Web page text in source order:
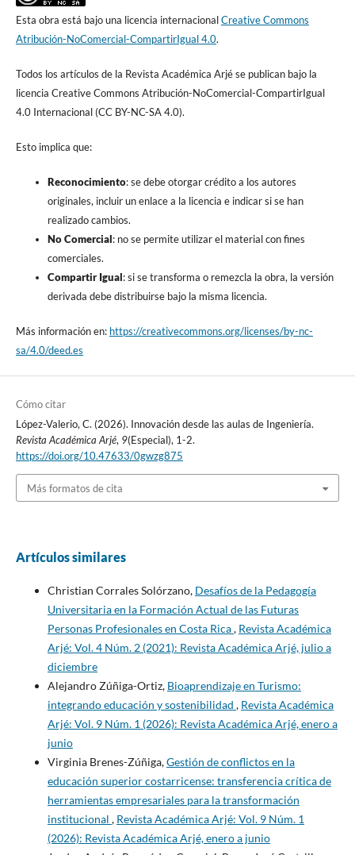
Esta obra está bajo una licencia internacionalCreative Commons
Atribución-NoComercial-CompartirIgual 4.0.
Todos los artículos de la Revista Académica Arjé se publican bajo la
licencia Creative Commons Atribución-NoComercial-CompartirIgual
4.0 Internacional (CC BY-NC-SA 4.0).
Esto implica que:
Reconocimiento: se debe otorgar crédito a los autores
originales, incluir un enlace a la licencia e indicar si se han
realizado cambios.
No Comercial: no se permite utilizar el material con fines
comerciales.
Compartir Igual: si se transforma o remezcla la obra, la versión
derivada debe distribuirse bajo la misma licencia.
Más información en: https://creativecommons.org/licenses/by-nc-
sa/4.0/deed.es
Cómo citar
López-Valerio, C. (2026). Innovación desde las aulas de Ingeniería.
Revista Académica Arjé, 9(Especial), 1-2.
https://doi.org/10.47633/0gwzg875
Más formatos de cita
Artículos similares
Christian Corrales Solórzano, Desafíos de la Pedagogía
Universitaria en la Formación Actual de las Futuras
Personas Profesionales en Costa Rica, Revista Académica
Arjé: Vol. 4 Núm. 2 (2021): Revista Académica Arjé, julio a
diciembre
Alejandro Zúñiga-Ortiz, Bioaprendizaje en Turismo:
integrando educación y sostenibilidad , Revista Académica
Arjé: Vol. 9 Núm. 1 (2026): Revista Académica Arjé, enero a
junio
Virginia Brenes-Zúñiga,Gestión de conflictos en la
educación superior costarricense: transferencia crítica de
herramientas empresariales para la transformación
institucional , Revista Académica Arjé: Vol. 9 Núm. 1
(2026): Revista Académica Arjé, enero a junio